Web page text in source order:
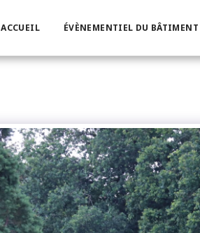
ACCUEIL ÉVÈNEMENTIEL DU BÂTIMENT